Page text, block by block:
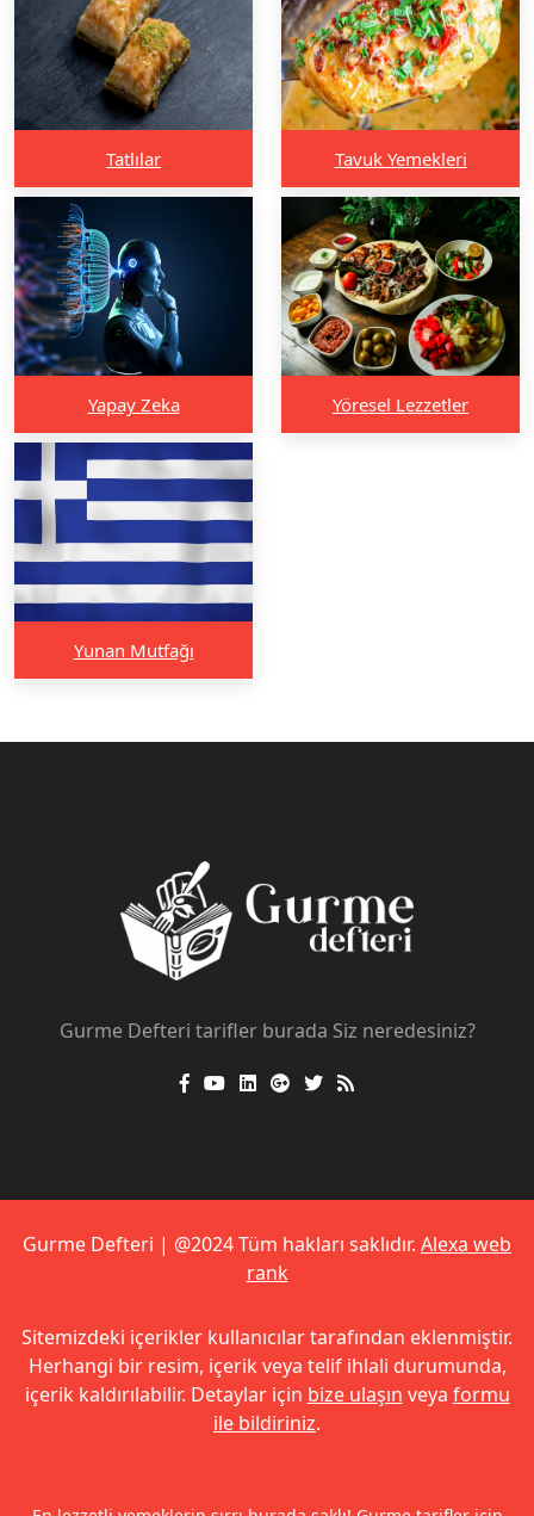
Tatlılar Tavuk Yemekleri
Yapay Zeka Yöresel Lezzetler
Yunan Mutfağı
Gurme Defteri tarifler burada Siz neredesiniz?
Gurme Defteri | @2024 Tüm hakları saklıdır. Alexa web
rank
Sitemizdeki içerikler kullanıcılar tarafından eklenmiştir.
Herhangi bir resim, içerik veya telif ihlali durumunda,
içerik kaldırılabilir. Detaylar için bize ulaşın veya formu
ile bildiriniz.